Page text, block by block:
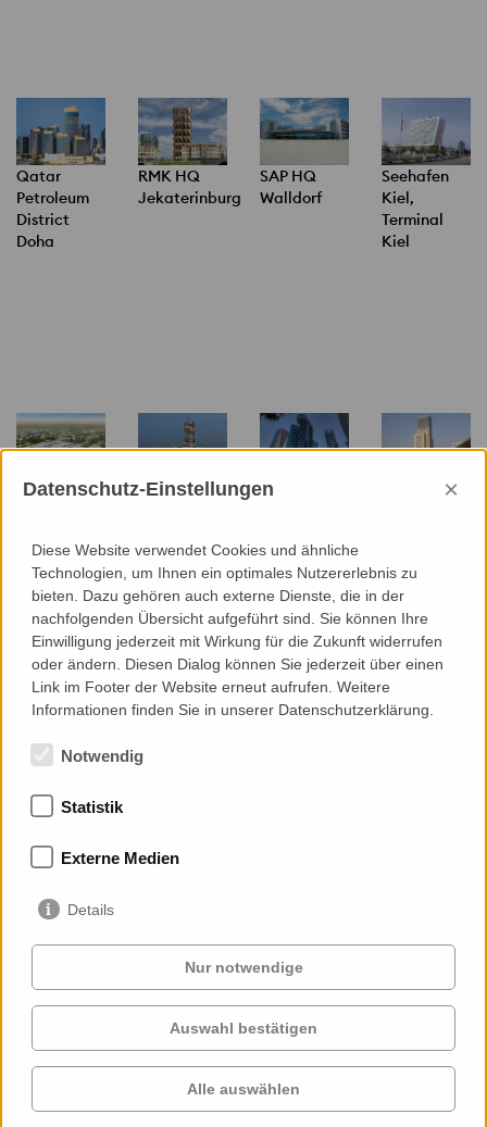
Qatar
Petroleum
District
Doha
RMK HQ
Jekaterinburg
SAP HQ
Walldorf
Seehafen
Kiel,
Terminal
Kiel
Sheikh
Medical
City
Al Ain
Skygate
World Trade
Zoofenster
Mitgliedschaften
Services
Cases
Auftraggeber
Projekte
Profil
Kontakt
Datenschutz-Einstellungen ×
Diese Website verwendet Cookies und ähnliche
Technologien, um Ihnen ein optimales Nutzererlebnis zu
bieten. Dazu gehören auch externe Dienste, die in der
nachfolgenden Übersicht aufgeführt sind. Sie können Ihre
Einwilligung jederzeit mit Wirkung für die Zukunft widerrufen
oder ändern. Diesen Dialog können Sie jederzeit über einen
Link im Footer der Website erneut aufrufen. Weitere
Informationen finden Sie in unserer Datenschutzerklärung.
Notwendig
Statistik
Externe Medien
Details
Nur notwendige
Auswahl bestätigen
Alle auswählen